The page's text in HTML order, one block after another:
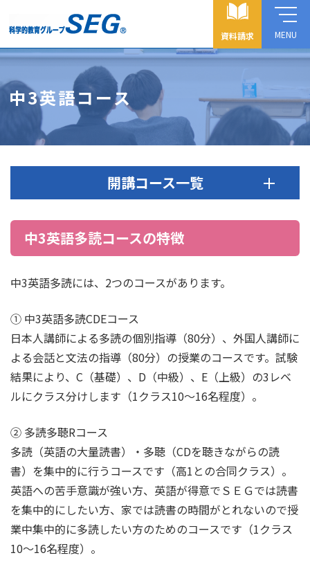
MENU
資料請求
中3英語コース
開講コース一覧
中3英語多読コースの特徴
中3英語多読には、2つのコースがあります。
➀ 中3英語多読CDEコース
日本人講師による多読の個別指導（80分）、外国人講師に
よる会話と文法の指導（80分）の授業のコースです。試験
結果により、C（基礎）、D（中級）、E（上級）の3レベ
ルにクラス分けします（1クラス10～16名程度）。
➁ 多読多聴Rコース
多読（英語の大量読書）・多聴（CDを聴きながらの読
書）を集中的に行うコースです（高1との合同クラス）。
英語への苦手意識が強い方、英語が得意でＳＥＧでは読書
を集中的にしたい方、家では読書の時間がとれないので授
業中集中的に多読したい方のためのコースです（1クラス
10～16名程度）。